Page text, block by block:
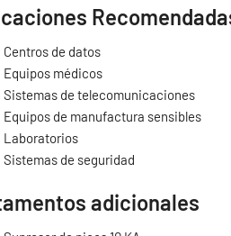
Centros de datos
Equipos médicos
Sistemas de telecomunicaciones
Equipos de manufactura sensibles
Laboratorios
Sistemas de seguridad
adicionales